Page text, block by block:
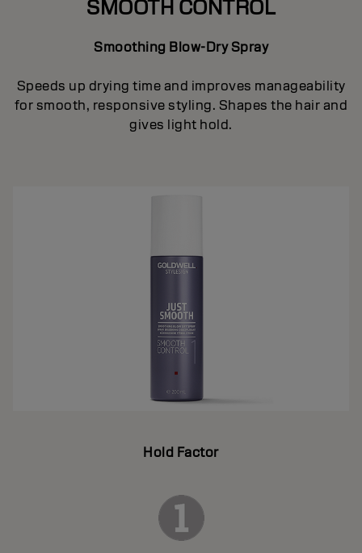
SMOOTH CONTROL
Smoothing Blow-Dry Spray
Speeds up drying time and improves manageability
for smooth, responsive styling. Shapes the hair and
gives light hold.
Hold Factor